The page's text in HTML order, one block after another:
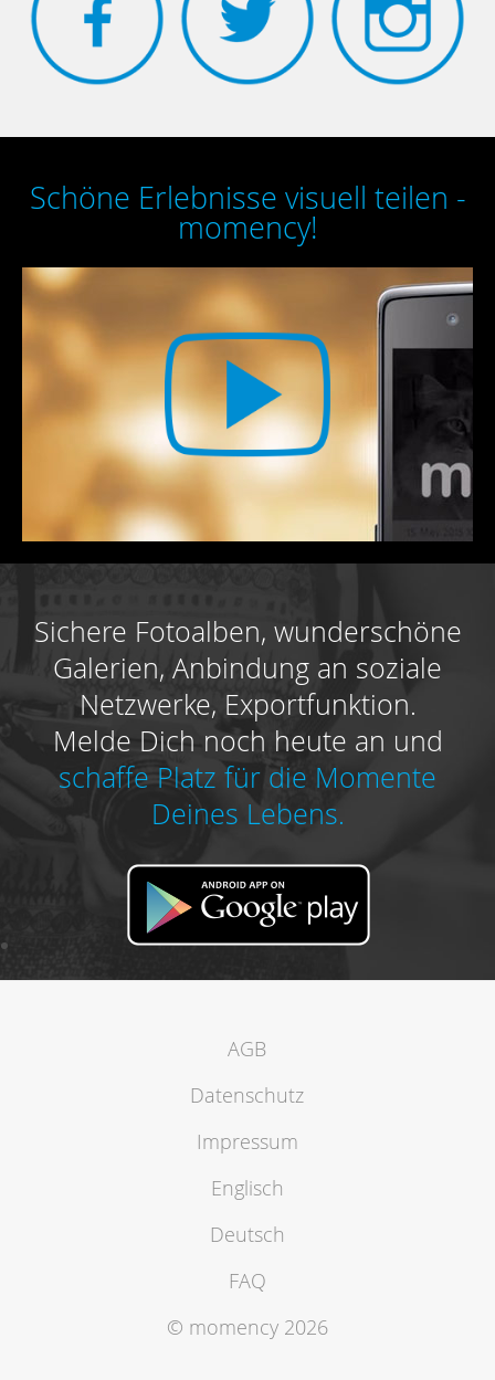
Schöne Erlebnisse visuell teilen -
momency!
Sichere Fotoalben, wunderschöne
Galerien, Anbindung an soziale
Netzwerke, Exportfunktion.
Melde Dich noch heute an und
schaffe Platz für die Momente
Deines Lebens.
AGB
Datenschutz
Impressum
Englisch
Deutsch
FAQ
© momency 2026